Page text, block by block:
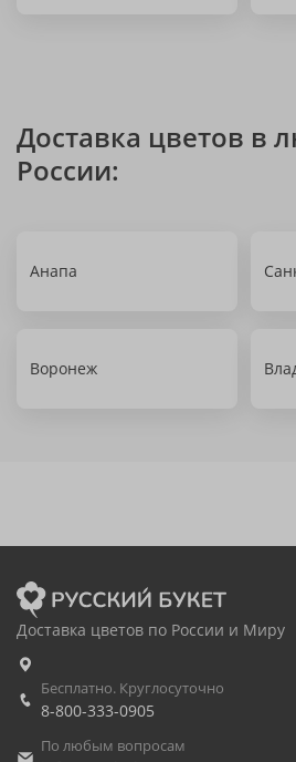
Доставка цветов в
России:
Анапа
Воронеж
Доставка цветов по России и Миру
Бесплатно. Круглосуточно
8-800-333-0905
По любым вопросам